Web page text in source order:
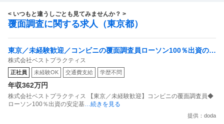
< いつもと違うしごとも見てみませんか？ >
覆面調査に関する求人（東京都）
東京／未経験歓迎／コンビニの覆面調査員ローソン100％出資の安
定基盤／月５日在宅／残業月10時間
株式会社ベストプラクティス
正社員 未経験OK 交通費支給 学歴不問
年収362万円
株式会社ベストプラクティス 【東京／未経験歓迎】コンビニの覆面調査員◆
ローソン100％出資の安定基…続きを見る
提供：doda